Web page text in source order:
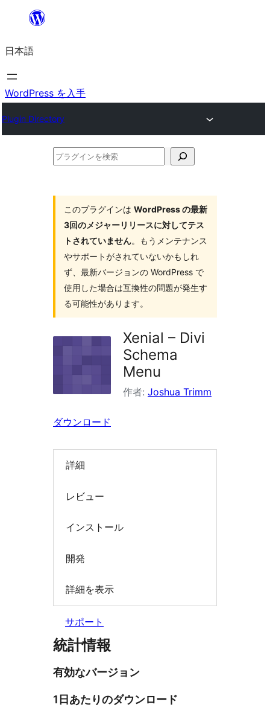
を
ス
キ
プ
日本語
WordPress を入手
Plugin Directory
プ
このプラグインは WordPress の最新
3回のメジャーリリースに対してテス
トされていません。もうメンテナンス
やサポートがされていないかもしれ
ず、最新バージョンの WordPress で
使用した場合は互換性の問題が発生す
る可能性があります。
Xenial – Divi
Schema
Menu
作者: Joshua Trimm
ダウンロード
詳細
レビュー
インストール
開発
詳細を表示
サポート
統計情報
有効なバージョン
1日あたりのダウンロード